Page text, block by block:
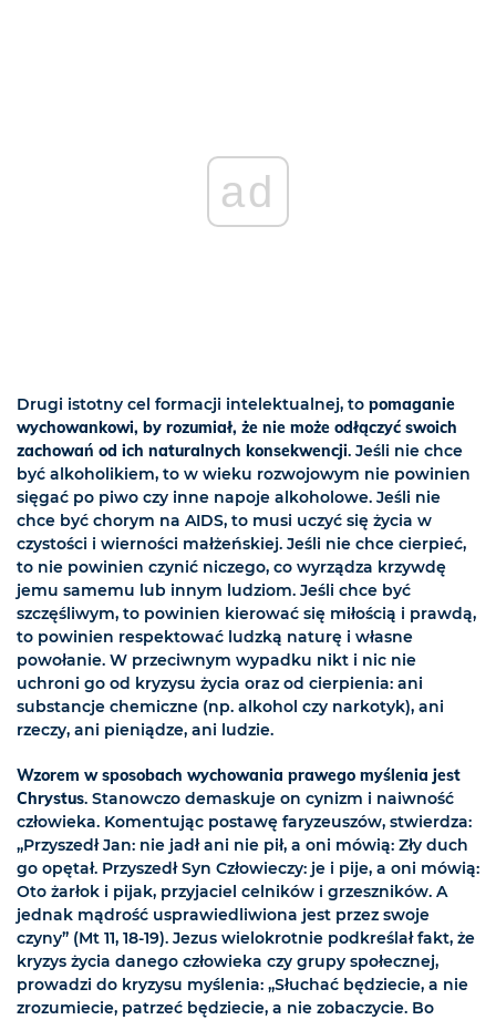
ad
Drugi istotny cel formacji intelektualnej, to pomaganie
wychowankowi, by rozumiał, że nie może odłączyć swoich
zachowań od ich naturalnych konsekwencji. Jeśli nie chce
być alkoholikiem, to w wieku rozwojowym nie powinien
sięgać po piwo czy inne napoje alkoholowe. Jeśli nie
chce być chorym na AIDS, to musi uczyć się życia w
czystości i wierności małżeńskiej. Jeśli nie chce cierpieć,
to nie powinien czynić niczego, co wyrządza krzywdę
jemu samemu lub innym ludziom. Jeśli chce być
szczęśliwym, to powinien kierować się miłością i prawdą,
to powinien respektować ludzką naturę i własne
powołanie. W przeciwnym wypadku nikt i nic nie
uchroni go od kryzysu życia oraz od cierpienia: ani
substancje chemiczne (np. alkohol czy narkotyk), ani
rzeczy, ani pieniądze, ani ludzie.
Wzorem w sposobach wychowania prawego myślenia jest
Chrystus. Stanowczo demaskuje on cynizm i naiwność
człowieka. Komentując postawę faryzeuszów, stwierdza:
„Przyszedł Jan: nie jadł ani nie pił, a oni mówią: Zły duch
go opętał. Przyszedł Syn Człowieczy: je i pije, a oni mówią:
Oto żarłok i pijak, przyjaciel celników i grzeszników. A
jednak mądrość usprawiedliwiona jest przez swoje
czyny” (Mt 11, 18-19). Jezus wielokrotnie podkreślał fakt, że
kryzys życia danego człowieka czy grupy społecznej,
prowadzi do kryzysu myślenia: „Słuchać będziecie, a nie
zrozumiecie, patrzeć będziecie, a nie zobaczycie. Bo